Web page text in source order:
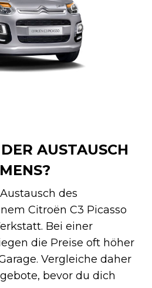
AUSTAUSCH
des
Citroën C3 Picasso
Bei einer
die Preise oft höher
Vergleiche daher
bevor du dich